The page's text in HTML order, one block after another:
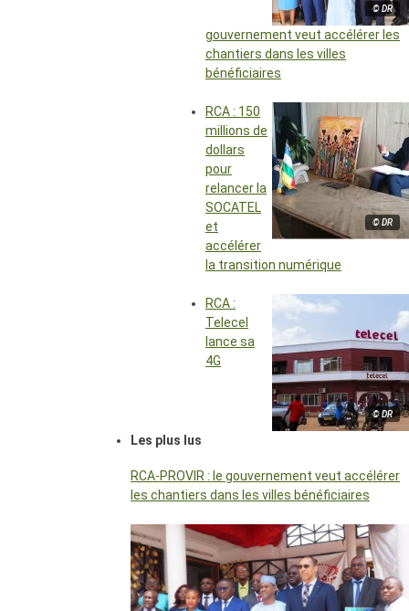
© DR
gouvernement veut accélérer les
chantiers dans les villes
bénéficiaires
© DR
RCA : 150
millions de
dollars
pour
relancer la
SOCATEL
et
accélérer
la transition numérique
© DR
RCA :
Telecel
lance sa
4G
Les plus lus
RCA-PROVIR : le gouvernement veut accélérer
les chantiers dans les villes bénéficiaires